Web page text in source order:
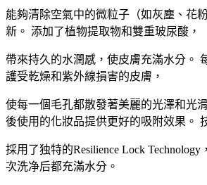
體
藥
店
直
數
量
能夠清除空氣中的微粒子（如灰塵、花
新。 添加了植物提取物和雙重玻尿酸，
帶來持久的水潤感，使皮膚充滿水分。
護受乾燥和紫外線損害的皮膚，
使每一個毛孔都散發著美麗的光澤和光
後使用的化妝品提供更好的吸附效果。
採用了独特的Resilience Lock
次洗净后都充滿水分。